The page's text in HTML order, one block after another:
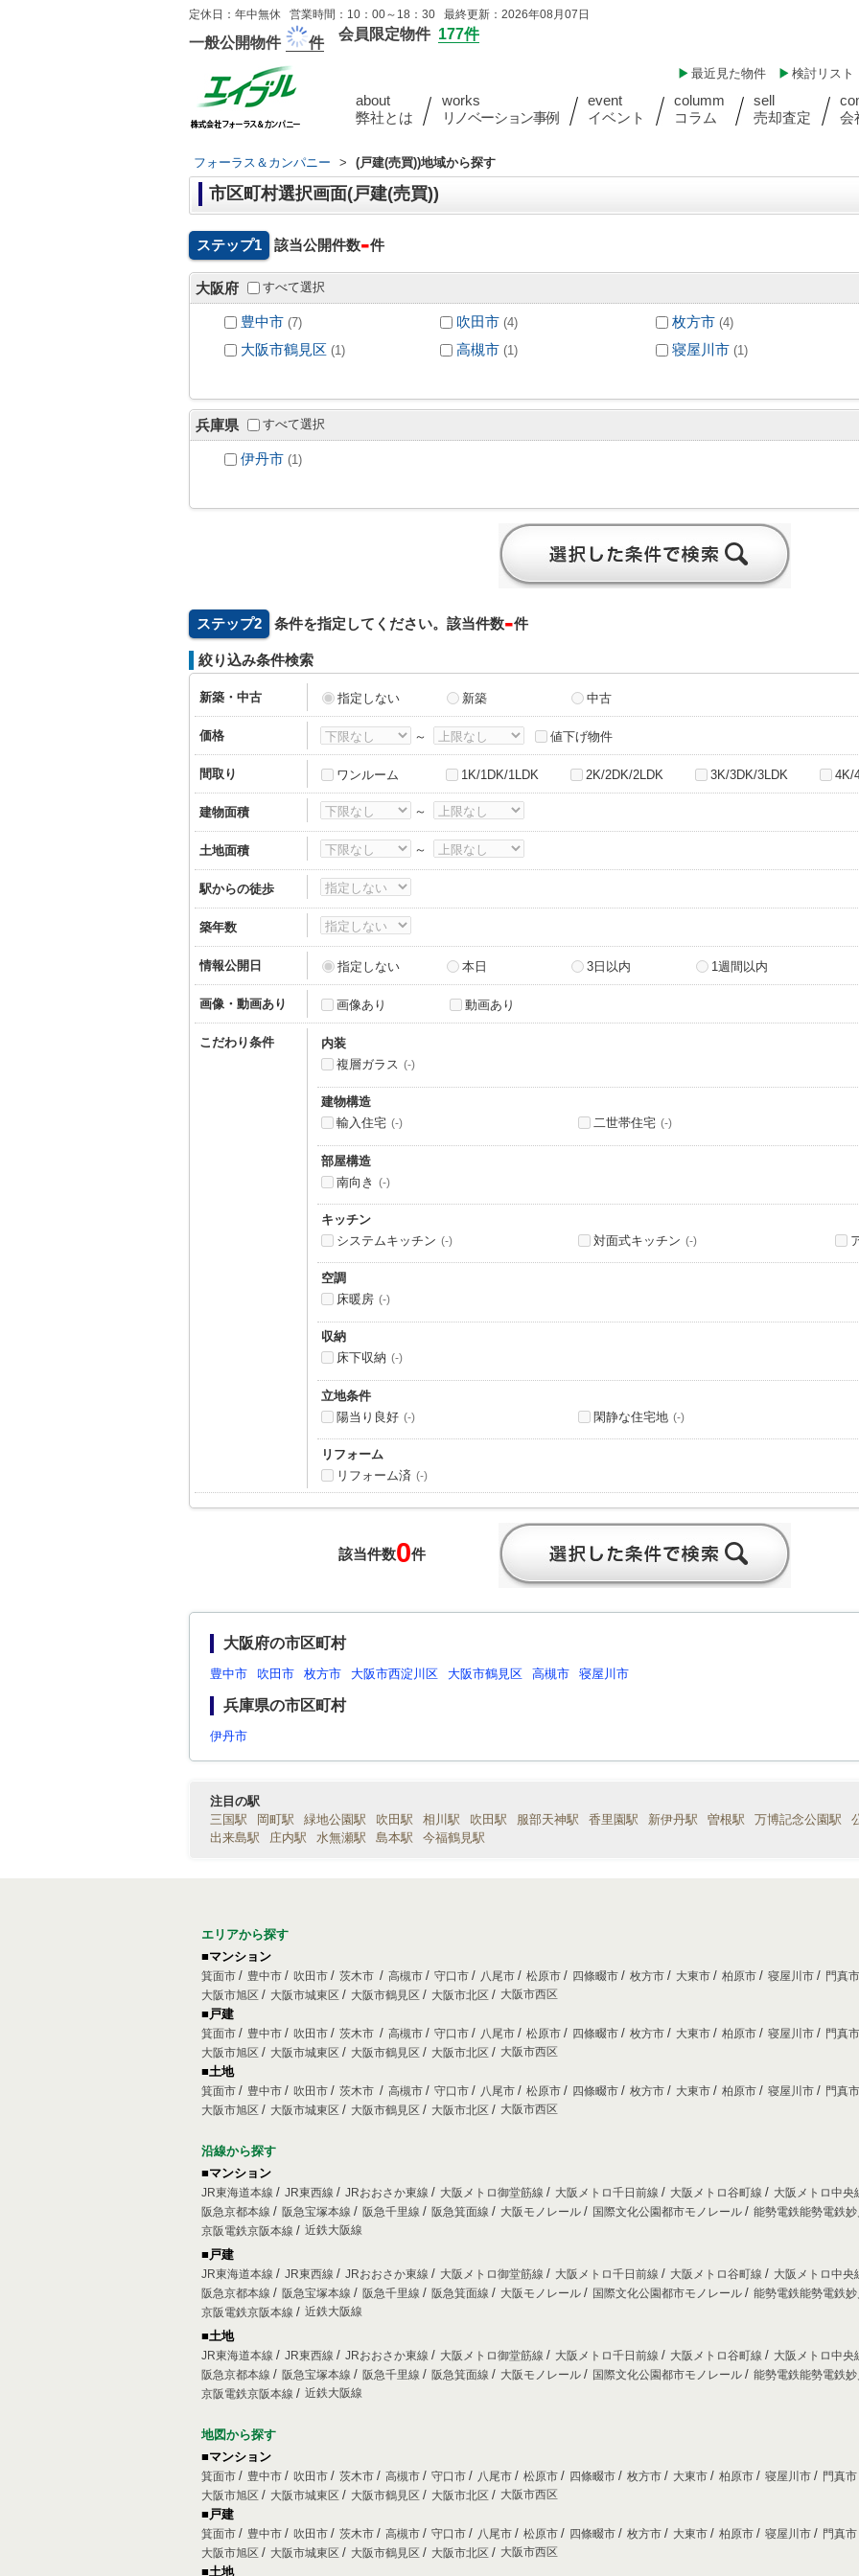
定休日：年中無休 営業時間：10：00～18：30 最終更新：2026年08月07日
一般公開物件 件
会員限定物件 177件
検討リスト
最近見た物件
about
弊社とは
works
リノベーション事例
event
イベント
columm
コラム
sell
売却査定
会
フォーラス＆カンパニー > (戸建(売買))地域から探す
市区町村選択画面(戸建(売買))
ステップ1 該当公開件数-件
大阪府 すべて選択
豊中市 (7) 吹田市 (4) 枚方市 (4)
大阪市鶴見区 (1) 高槻市 (1) 寝屋川市 (1)
兵庫県 すべて選択
伊丹市 (1)
ステップ2 条件を指定してください。該当件数-件
絞り込み条件検索
新築・中古 指定しない 新築 中古
価格 ～ 値下げ物件
間取り ワンルーム 1K/1DK/1LDK 2K/2DK/2LDK 3K/3DK/3LDK 4K/
建物面積 ～
土地面積 ～
駅からの徒歩
築年数
情報公開日 指定しない 本日 3日以内 1週間以内
画像・動画あり 画像あり 動画あり
こだわり条件
内装
複層ガラス (-)
建物構造
輸入住宅 (-) 二世帯住宅 (-)
部屋構造
南向き
(-)
キッチン
システムキッチン (-) 対面式キッチン (-)
空調
床暖房 (-)
収納
床下収納 (-)
立地条件
陽当り良好 (-) 閑静な住宅地 (-)
リフォーム
リフォーム済 (-)
該当件数0件
大阪府の市区町村
豊中市 吹田市 枚方市 大阪市西淀川区 大阪市鶴見区 高槻市 寝屋川市
兵庫県の市区町村
伊丹市
注目の駅
三国駅
岡町駅 緑地公園駅 吹田駅 相川駅 吹田駅 服部天神駅 香里園駅 新伊丹駅 曽根駅 万博記念公園駅
出来島駅
庄内駅 水無瀬駅 島本駅 今福鶴見駅
エリアから探す
■マンション
箕面市 豊中市 吹田市 茨木市 高槻市 守口市 八尾市 松原市 四條畷市 枚方市 大東市 柏原市 寝屋川市 門真市
大阪市旭区
大阪市城東区 大阪市鶴見区 大阪市北区 大阪市西区
■戸建
箕面市 豊中市 吹田市 茨木市 高槻市 守口市 八尾市 松原市 四條畷市 枚方市 大東市 柏原市 寝屋川市 門真市
大阪市旭区
大阪市城東区 大阪市鶴見区 大阪市北区 大阪市西区
■土地
箕面市 豊中市 吹田市 茨木市 高槻市 守口市 八尾市 松原市 四條畷市 枚方市 大東市 柏原市 寝屋川市 門真市
大阪市旭区
大阪市城東区 大阪市鶴見区 大阪市北区 大阪市西区
沿線から探す
■マンション
JR東海道本線 JR東西線 JRおおさか東線 大阪メトロ御堂筋線 大阪メトロ千日前線 大阪メトロ谷町線 大阪メトロ中央
阪急京都本線
阪急宝塚本線 阪急千里線 阪急箕面線 大阪モノレール 国際文化公園都市モノレール 能勢電鉄能勢電鉄妙
京阪電鉄京阪本線
近鉄大阪線
■戸建
JR東海道本線 JR東西線 JRおおさか東線 大阪メトロ御堂筋線 大阪メトロ千日前線 大阪メトロ谷町線 大阪メトロ中央
阪急京都本線
阪急宝塚本線 阪急千里線 阪急箕面線 大阪モノレール 国際文化公園都市モノレール 能勢電鉄能勢電鉄妙
京阪電鉄京阪本線
近鉄大阪線
■土地
JR東海道本線 JR東西線 JRおおさか東線 大阪メトロ御堂筋線 大阪メトロ千日前線 大阪メトロ谷町線 大阪メトロ中央
阪急京都本線
阪急宝塚本線 阪急千里線 阪急箕面線 大阪モノレール 国際文化公園都市モノレール 能勢電鉄能勢電鉄妙
京阪電鉄京阪本線
近鉄大阪線
地図から探す
■マンション
箕面市 豊中市 吹田市 茨木市 高槻市 守口市 八尾市 松原市 四條畷市 枚方市 大東市 柏原市 寝屋川市 門真市
大阪市旭区
大阪市城東区 大阪市鶴見区 大阪市北区 大阪市西区
■戸建
箕面市 豊中市 吹田市 茨木市 高槻市 守口市 八尾市 松原市 四條畷市 枚方市 大東市 柏原市 寝屋川市 門真市
大阪市旭区
大阪市城東区 大阪市鶴見区 大阪市北区 大阪市西区
■土地